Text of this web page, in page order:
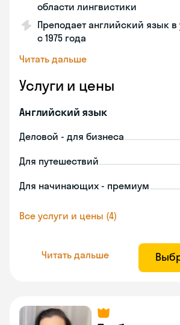
области лингвистики
Преподает английский язык в
с 1975 года
Читать дальше
Услуги и цены
Английский язык
Деловой - для бизнеса
Для путешествий
Для начинающих - премиум
Все услуги и цены (4)
Читать дальше